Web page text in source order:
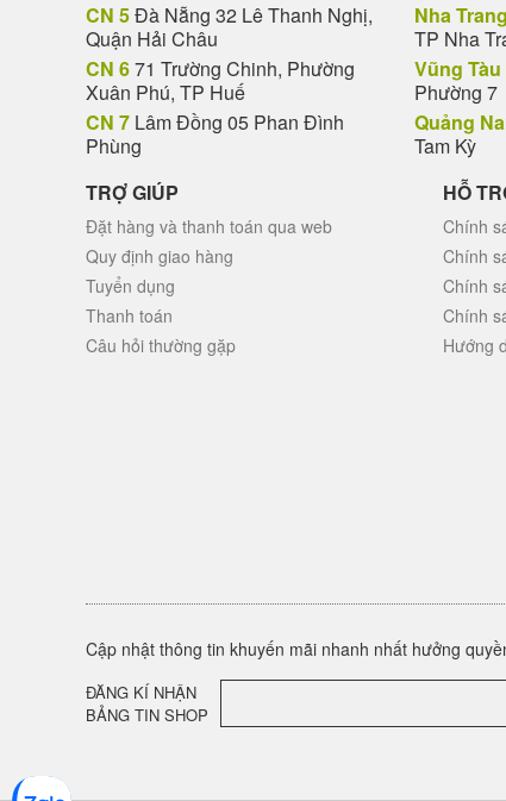
CN 5Đà Nẵng 32 Lê Thanh Nghị,
Quận Hải Châu
CN 671 Trường Chinh, Phường
Xuân Phú, TP Huế
CN 7 Lâm Đồng 05 Phan Đình
Phùng
Nha Trang
TP Nha
Vũng Tàu
Phường 7
Quảng
Tam Kỳ
TRỢ GIÚP
Đặt hàng và thanh toán qua web
Quy định giao hàng
Tuyển dụng
Thanh toán
Câu hỏi thường gặp
HỖ
Chính
Chính
Chính
Chính
Hướng
Cập nhật thông tin khuyến mãi nhanh nhất hưởng
ĐĂNG KÍ NHẬN
BẢNG TIN SHOP